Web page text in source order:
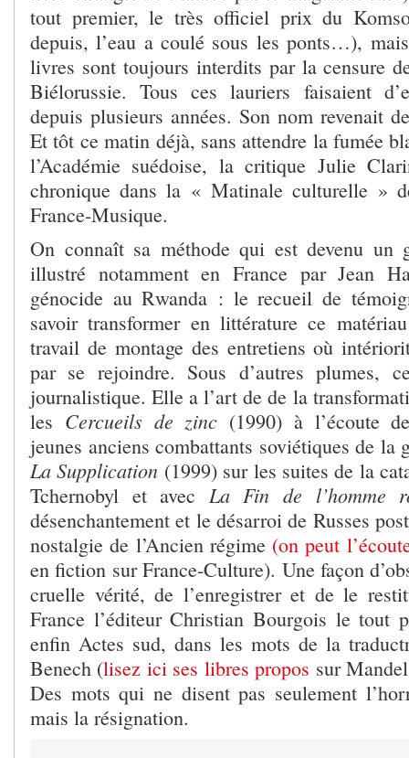
tout premier, le très officiel prix du
depuis, l’eau a coulé sous les ponts…),
livres sont toujours interdits par la censure
Biélorussie. Tous ces lauriers faisaient
depuis plusieurs années. Son nom revenait
Et tôt ce matin déjà, sans attendre la fumée
l’Académie suédoise, la critique Julie
chronique dans la « Matinale culturelle »
France-Musique.
On connaît sa méthode qui est devenu un
illustré notamment en France par Jean
génocide au Rwanda : le recueil de
savoir transformer en littérature ce
travail de montage des entretiens où
par se rejoindre. Sous d’autres plumes,
journalistique. Elle a l’art de de la
les Cercueils de zinc (1990) à l’écoute
jeunes anciens combattants soviétiques de la
La Supplication (1999) sur les suites de la
Tchernobyl et avec La Fin de l’homme
désenchantement et le désarroi de Russes
nostalgie de l’Ancien régime (on peut
en fiction sur France-Culture). Une façon
cruelle vérité, de l’enregistrer et de le
France l’éditeur Christian Bourgois le tout
enfin Actes sud, dans les mots de la
Benech (lisez ici ses libres propos sur
Des mots qui ne disent pas seulement
mais la résignation.